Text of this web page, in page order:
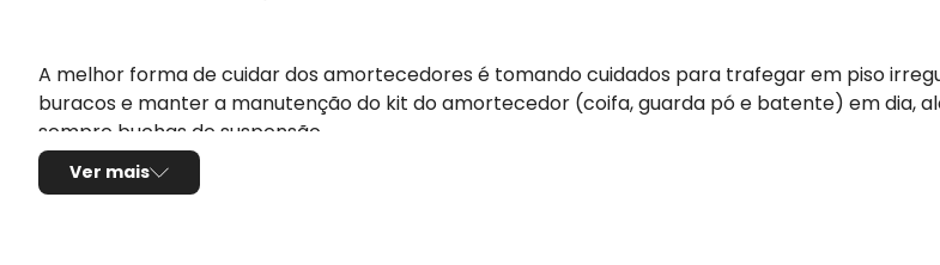
A melhor forma de cuidar dos amortecedores é tomando cuidados para trafegar em piso
buracos e manter a manutenção do kit do amortecedor (coifa, guarda pó e batente) em dia,
sempre buchas de suspensão.
Ver mais